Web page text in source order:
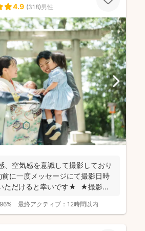
4.9 (318)男性
空気感を意識して撮影しており
に一度メッセージにて撮影日時
ただけると幸いです★ ★撮影に
96% 最終アクティブ： 12時間以内